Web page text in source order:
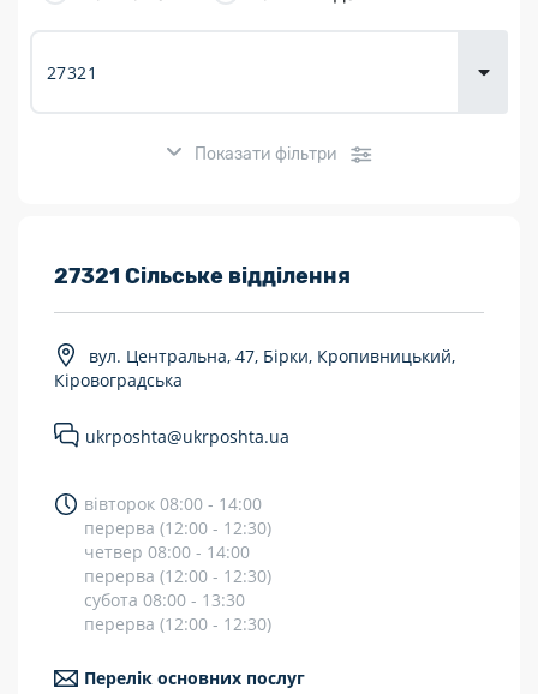
Показати фільтри
Розклад роботи:
Працюють після 19:00
Укрпошта Експрес/тариф «Пріоритетний»
Укрпошта Стандарт/тариф «Базовий»
Доставка за межі України
Прийом вантажів
27321 Сільське відділення
вул. Центральна, 47, Бірки, Кропивницький,
Кіровоградська
ukrposhta@ukrposhta.ua
вівторок 08:00 - 14:00
перерва (12:00 - 12:30)
четвер 08:00 - 14:00
перерва (12:00 - 12:30)
субота 08:00 - 13:30
перерва (12:00 - 12:30)
Перелік основних послуг